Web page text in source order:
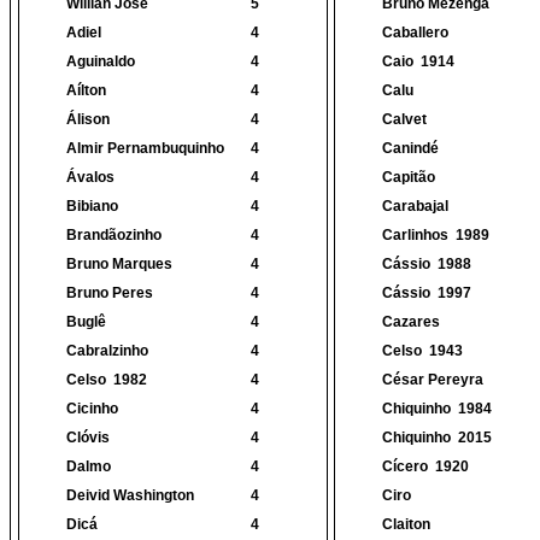
Willian José 5
Bruno Mezenga
Adiel
4
Caballero
Aguinaldo
4 Caio 1914
Aílton
4
Calu
Álison
4
Calvet
Almir Pernambuquinho
4
Canindé
Ávalos
4
Capitão
Bibiano
4
Carabajal
Brandãozinho
4 Carlinhos 1989
Bruno Marques
4 Cássio 1988
Bruno Peres
4 Cássio 1997
Buglê
4
Cazares
Cabralzinho
4 Celso 1943
Celso 1982 4
César Pereyra
Cicinho
4 Chiquinho 1984
Clóvis
4 Chiquinho 2015
Dalmo
4 Cícero 1920
Deivid Washington
4
Ciro
Dicá
4 Claiton